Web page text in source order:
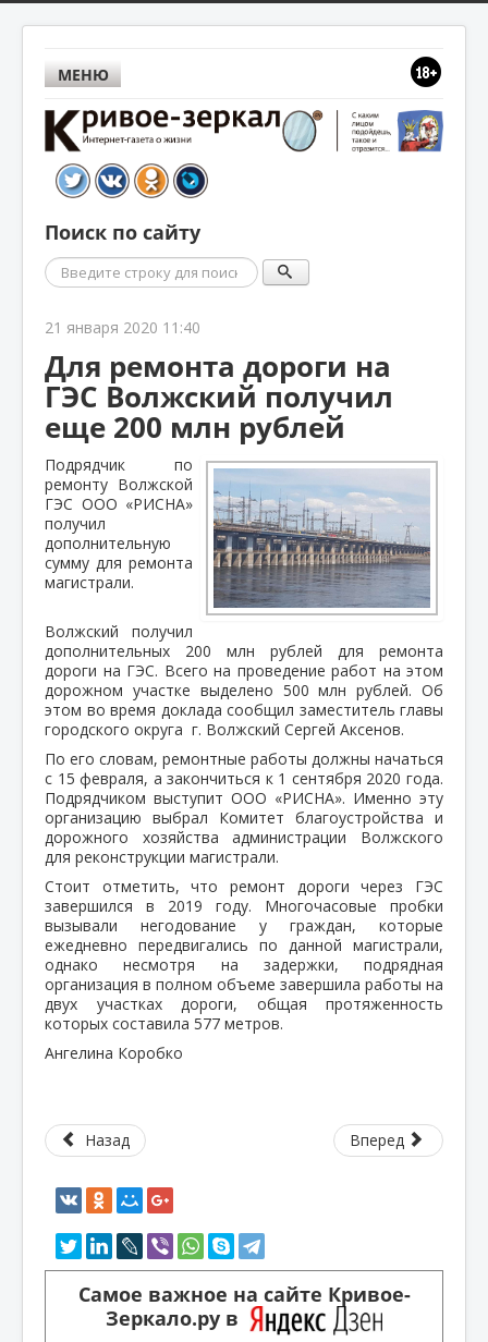
МЕНЮ
Поиск по сайту
Поиск
21 января 2020 11:40
Для ремонта дороги на
ГЭС Волжский получил
еще 200 млн рублей
Подрядчик по
ремонту Волжской
ГЭС ООО «РИСНА»
получил
дополнительную
сумму для ремонта
магистрали.
Волжский получил
дополнительных 200 млн рублей для ремонта
дороги на ГЭС. Всего на проведение работ на этом
дорожном участке выделено 500 млн рублей. Об
этом во время доклада сообщил заместитель главы
городского округа г. Волжский Сергей Аксенов.
По его словам, ремонтные работы должны начаться
с 15 февраля, а закончиться к 1 сентября 2020 года.
Подрядчиком выступит ООО «РИСНА». Именно эту
организацию выбрал Комитет благоустройства и
дорожного хозяйства администрации Волжского
для реконструкции магистрали.
Стоит отметить, что ремонт дороги через ГЭС
завершился в 2019 году. Многочасовые пробки
вызывали негодование у граждан, которые
ежедневно передвигались по данной магистрали,
однако несмотря на задержки, подрядная
организация в полном объеме завершила работы на
двух участках дороги, общая протяженность
которых составила 577 метров.
Ангелина Коробко
Назад Вперед
Самое важное на сайте Кривое-
Зеркало.ру в